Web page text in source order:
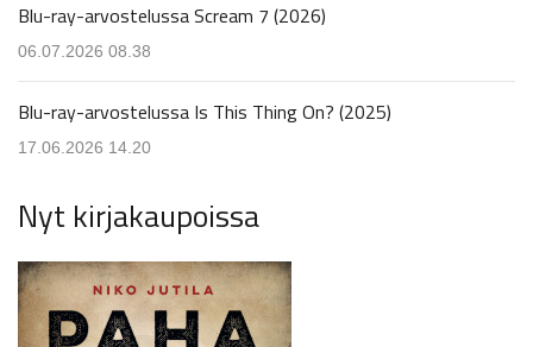
Blu-ray-arvostelussa Scream 7 (2026)
06.07.2026 08.38
Blu-ray-arvostelussa Is This Thing On? (2025)
17.06.2026 14.20
Nyt kirjakaupoissa